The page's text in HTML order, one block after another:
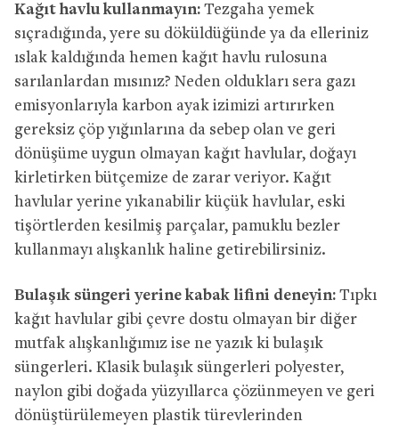
Kağıt havlu kullanmayın: Tezgaha yemek
sıçradığında, yere su döküldüğünde ya da elleriniz
ıslak kaldığında hemen kağıt havlu rulosuna
sarılanlardan mısınız? Neden oldukları sera gazı
emisyonlarıyla karbon ayak izimizi artırırken
gereksiz çöp yığınlarına da sebep olan ve geri
dönüşüme uygun olmayan kağıt havlular, doğayı
kirletirken bütçemize de zarar veriyor. Kağıt
havlular yerine yıkanabilir küçük havlular, eski
tişörtlerden kesilmiş parçalar, pamuklu bezler
kullanmayı alışkanlık haline getirebilirsiniz.
Bulaşık süngeri yerine kabak lifini deneyin: Tıpkı
kağıt havlular gibi çevre dostu olmayan bir diğer
mutfak alışkanlığımız ise ne yazık ki bulaşık
süngerleri. Klasik bulaşık süngerleri polyester,
naylon gibi doğada yüzyıllarca çözünmeyen ve geri
dönüştürülemeyen plastik türevlerinden